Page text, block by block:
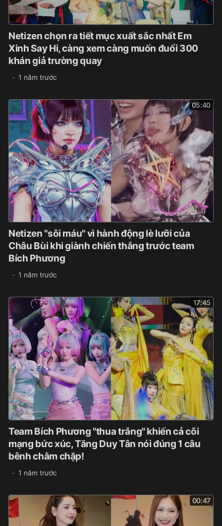
Netizen chọn ra tiết mục xuất sắc nhất Em
Xinh Say Hi, càng xem càng muốn đuổi 300
khán giả trường quay
1 năm trước
05:40
Netizen "sôi máu" vì hành động lè lưỡi của
Châu Bùi khi giành chiến thắng trước team
Bích Phương
1 năm trước
17:45
Team Bích Phương "thua trắng" khiến cả cõi
mạng bức xúc, Tăng Duy Tân nói đúng 1 câu
bênh chằm chặp!
1 năm trước
00:47